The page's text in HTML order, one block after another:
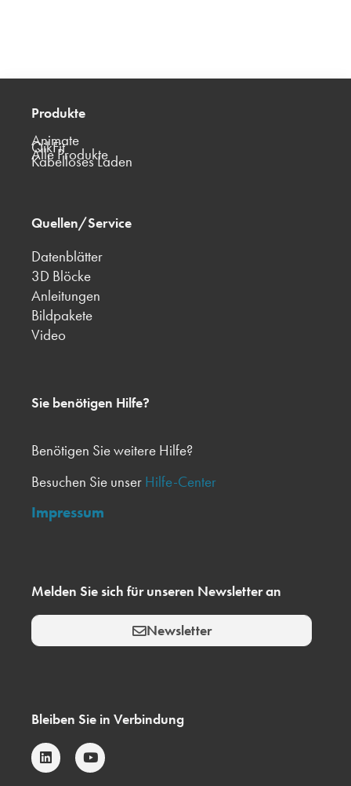
Produkte
Animate
QikFit
Alle Produkte
Kabelloses Laden
Quellen/Service
Datenblätter
3D Blöcke
Anleitungen
Bildpakete
Video
Sie benötigen Hilfe?
Benötigen Sie weitere Hilfe?
Besuchen Sie unser Hilfe-Center
Impressum
Melden Sie sich für unseren Newsletter an
Newsletter
Bleiben Sie in Verbindung